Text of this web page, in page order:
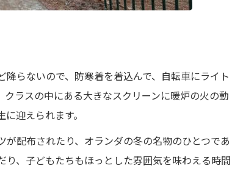
らないので、防寒着を着込んで、自転車にライト
ラスの中にある大きなスクリーンに暖炉の火の動
迎えられます。
配布されたり、オランダの冬の名物のひとつであ
、子どもたちもほっとした雰囲気を味わえる時間